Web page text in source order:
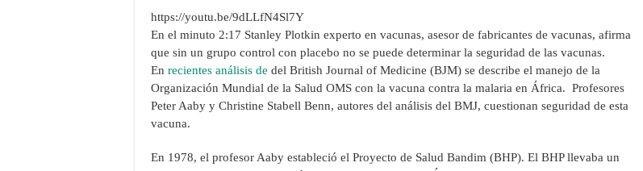
https://youtu.be/9dLLfN4Sl7Y
En el minuto 2:17 Stanley Plotkin experto en vacunas, asesor de fabricantes de vacunas, afirma
que sin un grupo control con placebo no se puede determinar la seguridad de las vacunas.
En recientes análisis de del British Journal of Medicine (BJM) se describe el manejo de la
Organización Mundial de la Salud OMS con la vacuna contra la malaria en África. Profesores
Peter Aaby y Christine Stabell Benn, autores del análisis del BMJ, cuestionan seguridad de esta
vacuna.
En 1978, el profesor Aaby estableció el Proyecto de Salud Bandim (BHP). El BHP llevaba un